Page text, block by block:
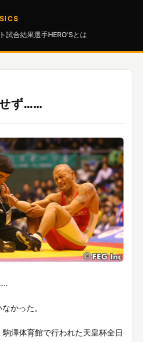
試合結果選手HERO'Sとは
ず……
かった。
駒澤体育館で行われた天皇杯全日